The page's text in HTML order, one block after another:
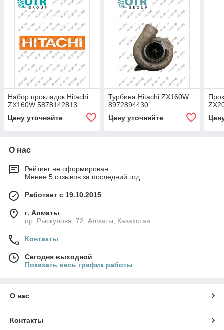
Набор прокладок Hitachi
ZX160W 5878142813
Цену уточняйте
Турбина Hitachi ZX160W
8972894430
Цену уточняйте
О нас
Рейтинг не сформирован
Менее 5 отзывов за последний год
Работает с 19.10.2015
г. Алматы
пр. Рыскулова, 72, Алматы, Казахстан
Контакты
Сегодня выходной
Показать весь график работы
О нас
Контакты